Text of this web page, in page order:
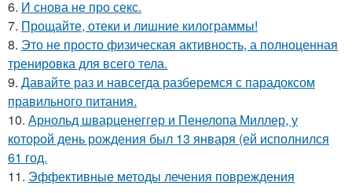
6. И снова не про секс.
7. Прощайте, отеки и лишние килограммы!
8. Это не просто физическая активность, а полноценная
тренировка для всего тела.
9. Давайте раз и навсегда разберемся с парадоксом
правильного питания.
10. Арнольд шварценеггер и Пенелопа Миллер, у
которой день рождения был 13 января (ей исполнился
61 год.
11. Эффективные методы лечения повреждения